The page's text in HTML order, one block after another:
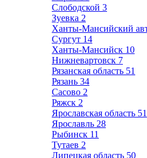
Слободской 3
Зуевка 2
Ханты-Мансийский
Сургут 14
Ханты-Мансийск 10
Нижневартовск 7
Рязанская область 51
Рязань 34
Сасово 2
Ряжск 2
Ярославская область 51
Ярославль 28
Рыбинск 11
Тутаев 2
Липецкая область 50